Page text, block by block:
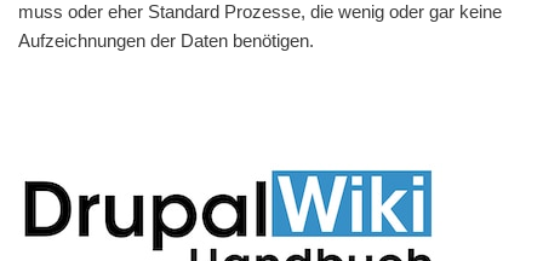
muss oder eher Standard Prozesse, die wenig oder gar keine
Aufzeichnungen der Daten benötigen.